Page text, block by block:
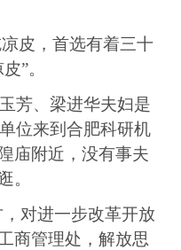
皮，首选有着三十
”。
芳、梁进华夫妇是
位来到合肥科研机
庙附近 ，没有事夫
。
对进一步改革开放
商管理处，解放思